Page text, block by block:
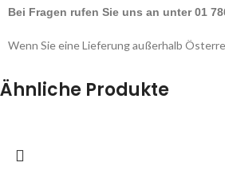
Bei Fragen rufen Sie uns an unter 01
Wenn Sie eine Lieferung außerhalb
Ähnliche Produkte